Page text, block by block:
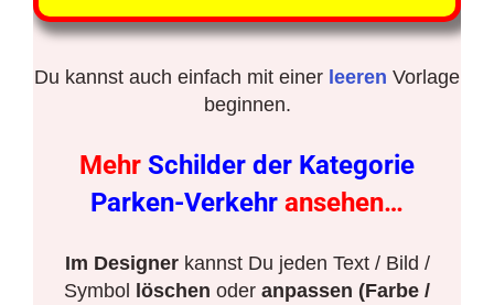
Du kannst auch einfach mit einer leeren Vorlage
beginnen.
Mehr Schilder der Kategorie
Parken-Verkehr ansehen…
Im Designerkannst Du jeden Text / Bild /
Symbol löschen oder anpassen (Farbe /